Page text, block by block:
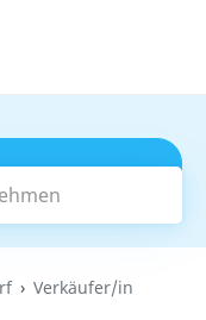
Verkäufer/in